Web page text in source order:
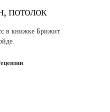
потолок
в книжке Брижит